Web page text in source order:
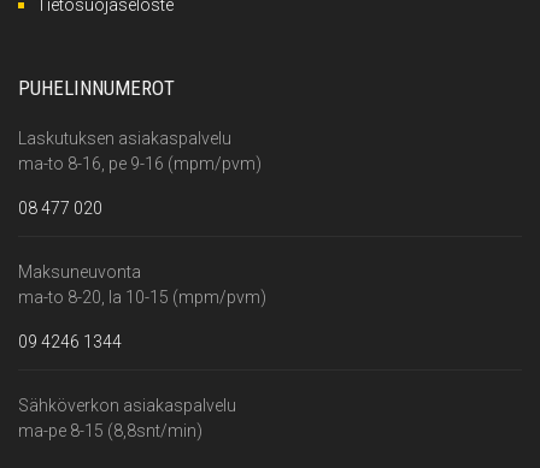
Tietosuojaseloste
PUHELINNUMEROT
Laskutuksen asiakaspalvelu
ma-to 8-16, pe 9-16 (mpm/pvm)
08 477 020
Maksuneuvonta
ma-to 8-20, la 10-15 (mpm/pvm)
09 4246 1344
Sähköverkon asiakaspalvelu
ma-pe 8-15 (8,8snt/min)